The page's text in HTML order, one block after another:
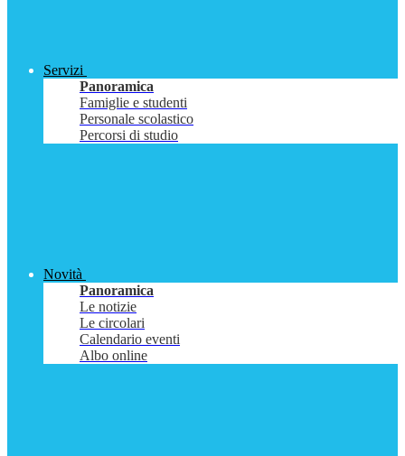
Servizi
Panoramica
Famiglie e studenti
Personale scolastico
Percorsi di studio
Novità
Panoramica
Le notizie
Le circolari
Calendario eventi
Albo online